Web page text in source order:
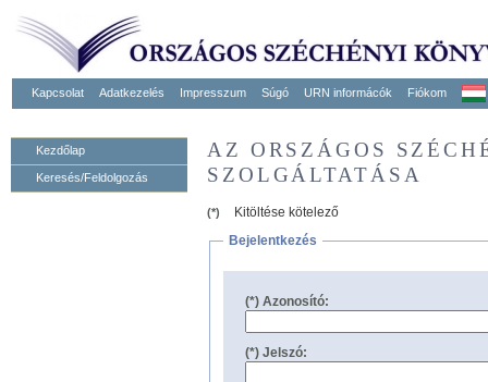
Kapcsolat Adatkezelés Impresszum Súgó URN informácók Fiókom
Kezdőlap
Keresés/Feldolgozás
AZ ORSZÁGOS
SZOLGÁLTATÁSA
(*)
Kitöltése kötelező
Bejelentkezés
(*) Azonosító:
(*) Jelszó: